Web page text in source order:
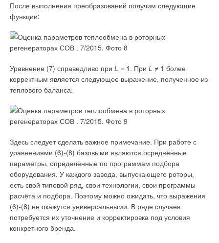
После выполнения преобразований получим следующие
функции:
Уравнение (7) справедливо при L = 1. При L ≠ 1 более
корректным является следующее выражение, полученное из
теплового баланса:
Здесь следует сделать важное примечание. При работе с
уравнениями (6)-(8) базовыми являются осреднённые
параметры, определённые по программам подбора
оборудования. У каждого завода, выпускающего роторы,
есть свой типовой ряд, свои технологии, свои программы
расчёта и подбора. Поэтому можно ожидать, что выражения
(6)-(8) не окажутся универсальными. В ряде случаев
потребуется их уточнение и корректировка под условия
конкретного бренда.
Аэродинамические схемы колёс для вентиляторов общего
могут быть различными — упрощёнными, сложными и
повышенной сложности для достижения пониженного уровня
схемы (ВР 80-75, 4-70 — 12 лопаток) содержат лопатки
плоской формы и имеют низкий статический КПД = 57-59 %.
В вентиляторах типа PLUGfan используется только
неэффективно. Сложные схемы колёс с высоким
статическим коэффициентом полезного действия (ВР 86-77
искривлённые лопатки, что значительно усложняет детали и
сварочные работы. При сборке сложных колёс без
специальных технологий появляются дефекты геометрии и
дисбаланс. Схемы сложных рабочих колёс на 6-7-9 лопаток
«ВЕЗА» имеют статический КПД = 7075 %. Схема сложных
колёс «Селябик» на семь лопаток имеет КПД = 72-74 %.
Новинка фирмы «Инновент», заявленная как аналог
«Селябик», но с колесом на девять лопаток имеет
неизвестный максимальный коэффициент полезного